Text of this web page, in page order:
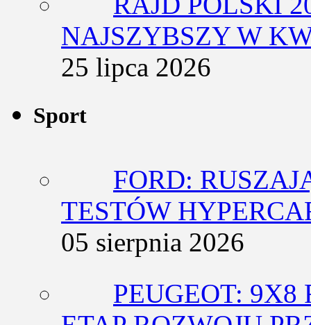
NAJSZYBSZY W
25 lipca 2026
Sport
FORD:
TESTÓW
05 sierpnia 2026
PEUGEOT: 9X8